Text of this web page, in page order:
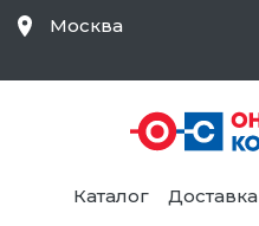
Москва
Каталог Доставка
Средства Контроля
Статического
Электричества и
Безопасности,
Товары для Чистых